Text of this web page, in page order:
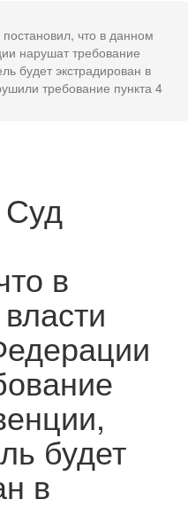
что в данном
нарушат требование
будет экстрадирован в
требование пункта 4
Суд
в
будет
в